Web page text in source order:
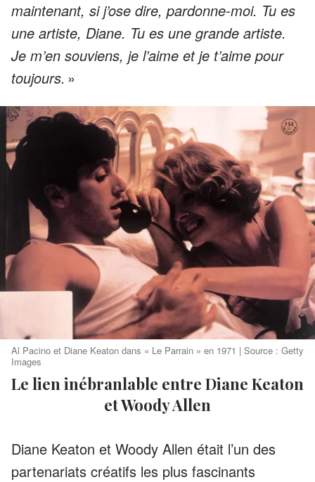
maintenant, si j’ose dire, pardonne-moi. Tu es
une artiste, Diane. Tu es une grande artiste.
Je m’en souviens, je l’aime et je t’aime pour
toujours. »
Al Pacino et Diane Keaton dans « Le Parrain » en 1971 | Source : Getty
Images
Le lien inébranlable entre Diane Keaton
et Woody Allen
Diane Keaton et Woody Allen était l’un des
partenariats créatifs les plus fascinants